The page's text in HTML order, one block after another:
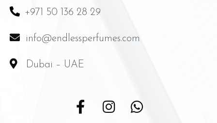
+971 50 136 28 29
info@endlessperfumes.com
Dubai – UAE